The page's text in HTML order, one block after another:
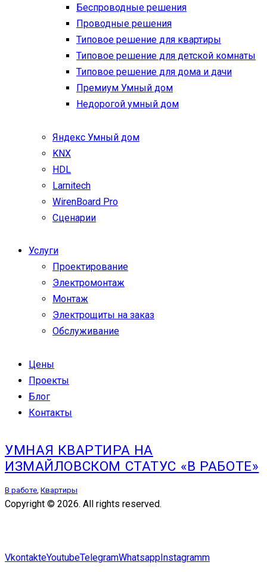
Беспроводные решения
Проводные решения
Типовое решение для квартиры
Типовое решение для детской комнаты
Типовое решение для дома и дачи
Премиум Умный дом
Недорогой умный дом
Яндекс Умный дом
KNX
HDL
Larnitech
WirenBoard Pro
Сценарии
Услуги
Проектирование
Электромонтаж
Монтаж
Электрощиты на заказ
Обслуживание
Цены
Проекты
Блог
Контакты
УМНАЯ КВАРТИРА НА
ИЗМАЙЛОВСКОМ СТАТУС «В РАБОТЕ»
В работе Квартиры
Copyright © 2026. All rights reserved.
VkontakteYoutubeTelegramWhatsappInstagramm